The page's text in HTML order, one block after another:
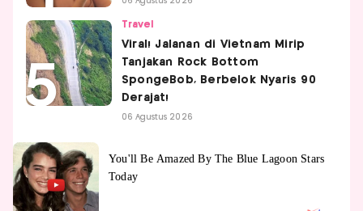
Travel
Viral! Jalanan di Vietnam Mirip
Tanjakan Rock Bottom
SpongeBob, Berbelok Nyaris 90
Derajat!
06 Agustus 2026